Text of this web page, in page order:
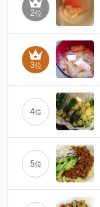
2位
3位
4位
5位